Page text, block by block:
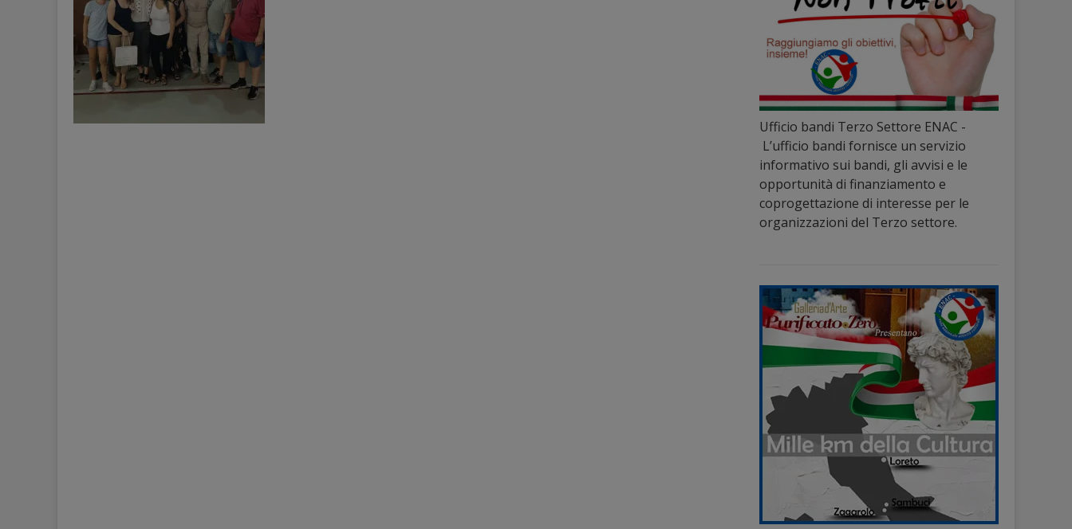
Ufficio bandi Terzo Settore ENAC -
L’ufficio bandi fornisce un servizio
informativo sui bandi, gli avvisi e le
opportunità di finanziamento e
coprogettazione di interesse per le
organizzazioni del Terzo settore.